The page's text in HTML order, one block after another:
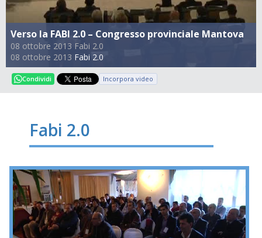
Verso la FABI 2.0 – Congresso provinciale Mantova
08 ottobre 2013 Fabi 2.0
08 ottobre 2013 Fabi 2.0
Condividi Incorpora video
Fabi 2.0